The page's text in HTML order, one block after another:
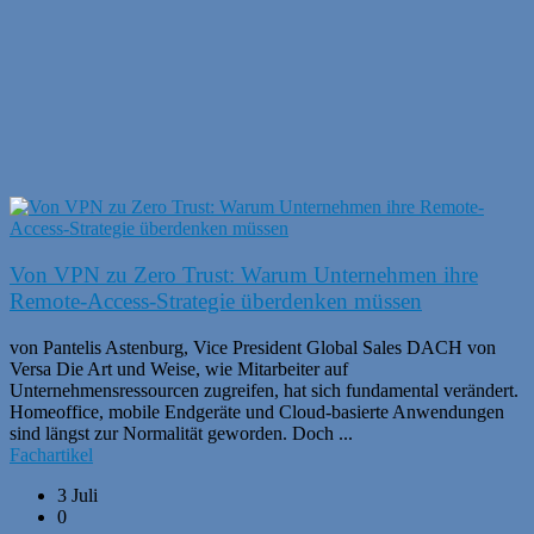
Von VPN zu Zero Trust: Warum Unternehmen ihre
Remote-Access-Strategie überdenken müssen
von Pantelis Astenburg, Vice President Global Sales DACH von
Versa Die Art und Weise, wie Mitarbeiter auf
Unternehmensressourcen zugreifen, hat sich fundamental verändert.
Homeoffice, mobile Endgeräte und Cloud-basierte Anwendungen
sind längst zur Normalität geworden. Doch ...
Fachartikel
3 Juli
0